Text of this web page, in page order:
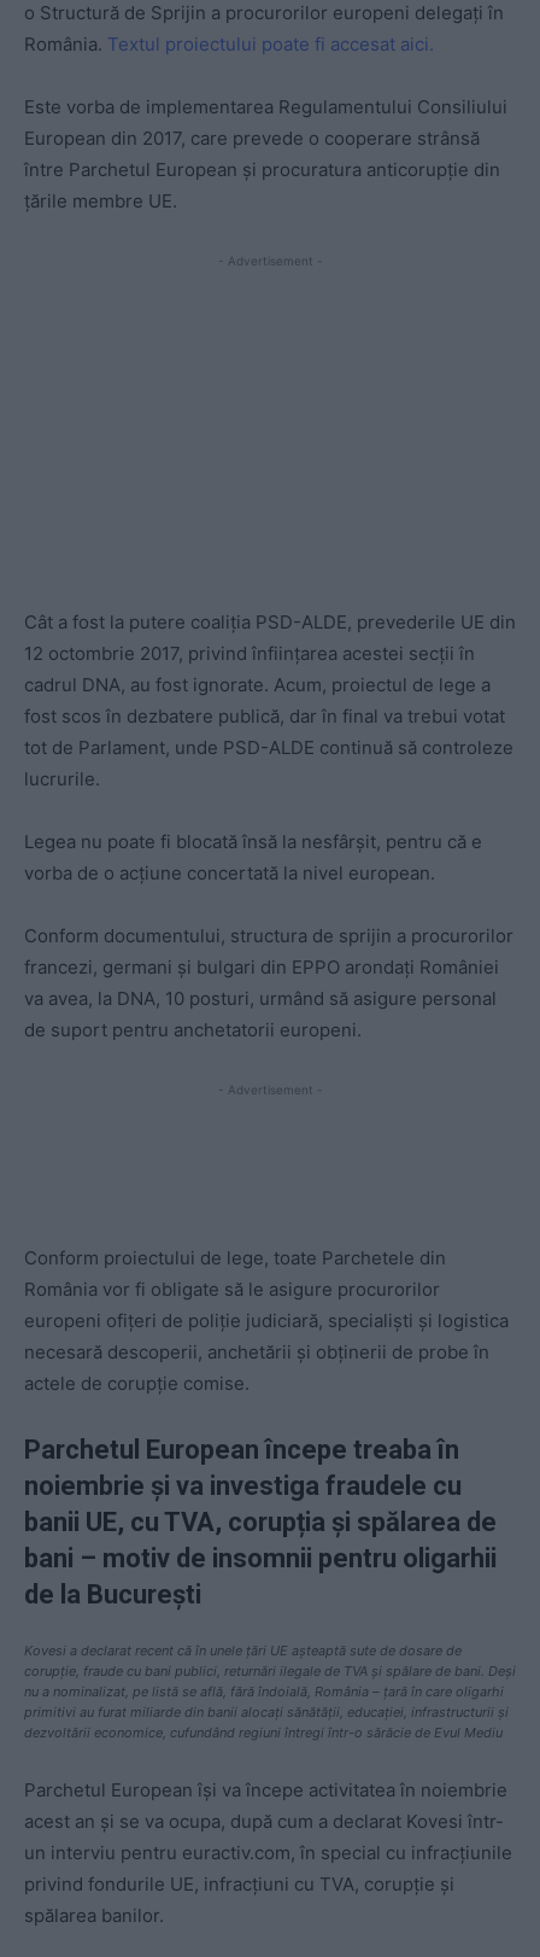
o Structură de Sprijin a procurorilor europeni delegați în
România. Textul proiectului poate fi accesat aici.
Este vorba de implementarea Regulamentului Consiliului
European din 2017, care prevede o cooperare strânsă
între Parchetul European și procuratura anticorupție din
țările membre UE.
- Advertisement -
Cât a fost la putere coaliția PSD-ALDE, prevederile UE din
12 octombrie 2017, privind înființarea acestei secții în
cadrul DNA, au fost ignorate. Acum, proiectul de lege a
fost scos în dezbatere publică, dar în final va trebui votat
tot de Parlament, unde PSD-ALDE continuă să controleze
lucrurile.
Legea nu poate fi blocată însă la nesfârșit, pentru că e
vorba de o acțiune concertată la nivel european.
Conform documentului, structura de sprijin a procurorilor
francezi, germani și bulgari din EPPO arondați României
va avea, la DNA, 10 posturi, urmând să asigure personal
de suport pentru anchetatorii europeni.
- Advertisement -
Conform proiectului de lege, toate Parchetele din
România vor fi obligate să le asigure procurorilor
europeni ofițeri de poliție judiciară, specialiști și logistica
necesară descoperii, anchetării și obținerii de probe în
actele de corupție comise.
Parchetul European începe treaba în
noiembrie și va investiga fraudele cu
banii UE, cu TVA, corupția și spălarea de
bani – motiv de insomnii pentru oligarhii
de la București
Kovesi a declarat recent că în unele țări UE așteaptă sute de dosare de
corupție, fraude cu bani publici, returnări ilegale de TVA și spălare de bani. Deși
nu a nominalizat, pe listă se află, fără îndoială, România – țară în care oligarhi
primitivi au furat miliarde din banii alocați sănătății, educației, infrastructurii și
dezvoltării economice, cufundând regiuni întregi într-o sărăcie de Evul Mediu
Parchetul European își va începe activitatea în noiembrie
acest an și se va ocupa, după cum a declarat Kovesi într-
un interviu pentru euractiv.com, în special cu infracțiunile
privind fondurile UE, infracțiuni cu TVA, corupție și
spălarea banilor.